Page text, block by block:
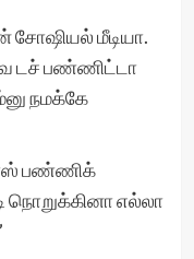
சோஷியல் மீடியா.
டச் பண்ணிட்டா
நமக்கே
பண்ணிக்
நொறுக்கினா எல்லா